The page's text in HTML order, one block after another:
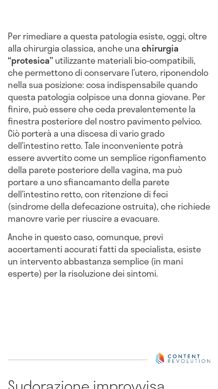
Per rimediare a questa patologia esiste, oggi, oltre
alla chirurgia classica, anche unachirurgia
“protesica”utilizzante materiali bio-compatibili,
che permettono di conservare l’utero, riponendolo
nella sua posizione: cosa indispensabile quando
questa patologia colpisce una donna giovane. Per
finire, può essere che ceda prevalentemente la
finestra posteriore del nostro pavimento pelvico.
Ciò porterà a una discesa di vario grado
dell’intestino retto. Tale inconveniente potrà
essere avvertito come un semplice rigonfiamento
della parete posteriore della vagina, ma può
portare a uno sfiancamanto della parete
dell’intestino retto, con ritenzione di feci
(sindrome della defecazione ostruita), che richiede
manovre varie per riuscire a evacuare.
Anche in questo caso, comunque, previ
accertamenti accurati fatti da specialista, esiste
un intervento abbastanza semplice (in mani
esperte) per la risoluzione dei sintomi.